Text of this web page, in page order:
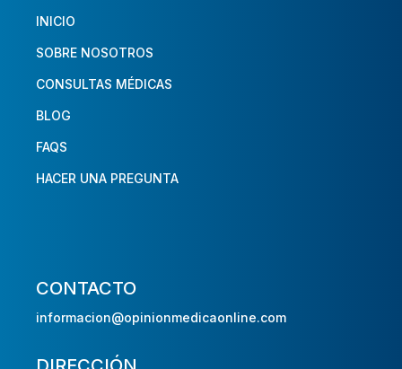
INICIO
SOBRE NOSOTROS
CONSULTAS MÉDICAS
BLOG
FAQS
HACER UNA PREGUNTA
CONTACTO
informacion@opinionmedicaonline.com